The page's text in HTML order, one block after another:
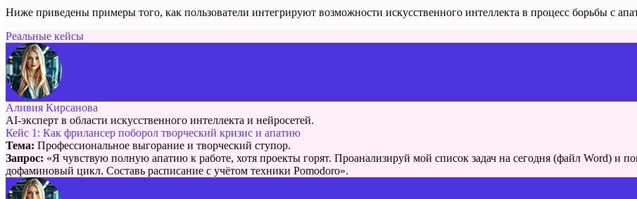
Ниже приведены примеры того, как пользователи интегрируют возможности искусственного интеллекта в процесс борьбы с
Реальные кейсы
Аливия Кирсанова
AI-эксперт в области искусственного интеллекта и нейросетей.
Кейс 1: Как фрилансер поборол творческий кризис и апатию
Тема: Профессиональное выгорание и творческий ступор.
Запрос: «Я чувствую полную апатию к работе, хотя проекты горят. Проанализируй мой список задач на сегодня (файл Word) и
дофаминовый цикл. Составь расписание с учётом техники Pomodoro».